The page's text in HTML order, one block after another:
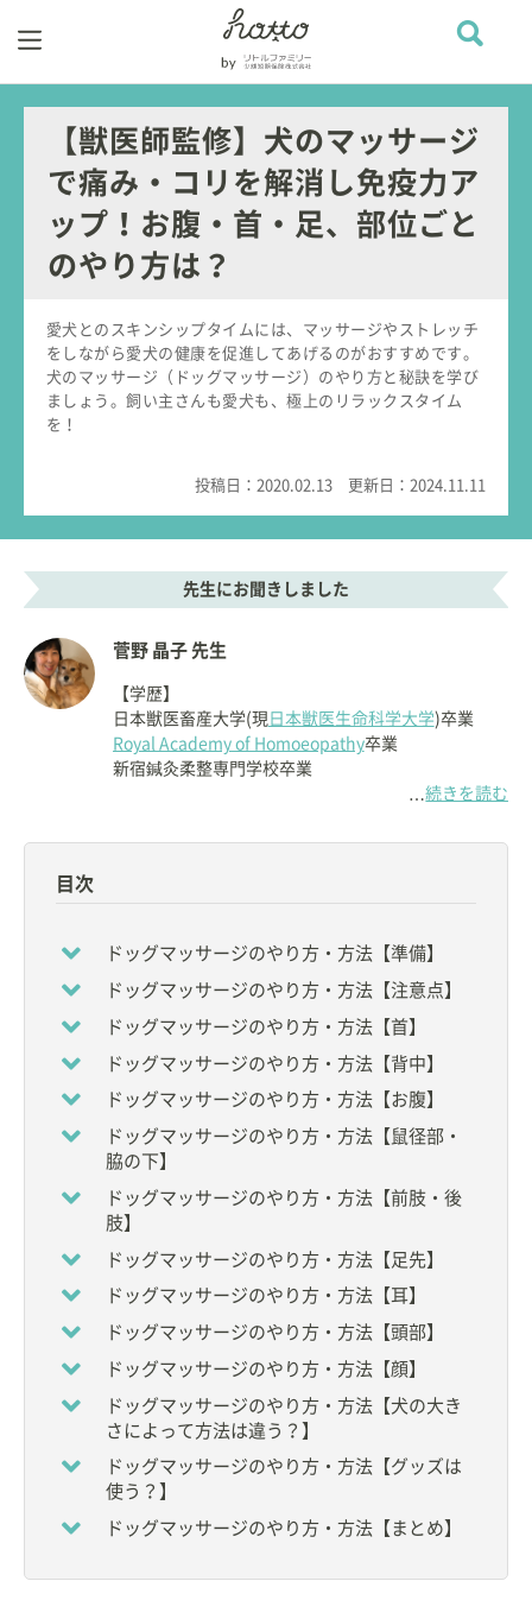
【獣医師監修】犬のマッサージ
で痛み・コリを解消し免疫力ア
ップ！お腹・首・足、部位ごと
のやり方は？
愛犬とのスキンシップタイムには、マッサージやストレッチ
をしながら愛犬の健康を促進してあげるのがおすすめです。
犬のマッサージ（ドッグマッサージ）のやり方と秘訣を学び
ましょう。飼い主さんも愛犬も、極上のリラックスタイム
を！
投稿日：2020.02.13 更新日：2024.11.11
先生にお聞きしました
菅野 晶子 先生
【学歴】
日本獣医畜産大学(現 日本獣医生命科学大学)卒業
Royal Academy of Homoeopathy卒業
新宿鍼灸柔整専門学校卒業
Aki Holistic Veterinary Care にて
◇CCLT(Crystal Color Light Therapy)
◇漢方
などを用いたホリスティックケア
◇獣医師
◇鍼灸師
【所属団体・学会】
◆一般財団法人 比較統合医療学会
◆一般社団法人 日本獣医ホメオパシー学会
【著作物】
(比較統合医療学会 犬の臨床鍼灸学テキスト編集委員
会 編著)
【飼ってる動物】
雑種犬1頭(ウメ)
雑種猫2頭(あさり・うにお)
【ペット歴】
36年
…続きを読む
目次
ドッグマッサージのやり方・方法【準備】
ドッグマッサージのやり方・方法【注意点】
ドッグマッサージのやり方・方法【首】
ドッグマッサージのやり方・方法【背中】
ドッグマッサージのやり方・方法【お腹】
ドッグマッサージのやり方・方法【鼠径部・
脇の下】
ドッグマッサージのやり方・方法【前肢・後
肢】
ドッグマッサージのやり方・方法【足先】
ドッグマッサージのやり方・方法【耳】
ドッグマッサージのやり方・方法【頭部】
ドッグマッサージのやり方・方法【顔】
ドッグマッサージのやり方・方法【犬の大き
さによって方法は違う？】
ドッグマッサージのやり方・方法【グッズは
使う？】
ドッグマッサージのやり方・方法【まとめ】